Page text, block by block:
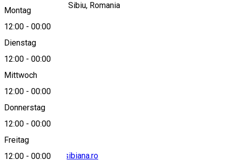
Montag
12:00 - 00:00
Dienstag
12:00 - 00:00
Mittwoch
12:00 - 00:00
Donnerstag
12:00 - 00:00
Freitag
12:00 - 00:00
Piața Mică, nr. 31, Sibiu, Romania
View on map
rezervari@cramasibiana.ro